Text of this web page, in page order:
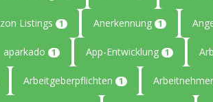
Listings 1 Anerkennung 1
aparkado 1 App-Entwicklung 1
Arbeitgeberpflichten 1